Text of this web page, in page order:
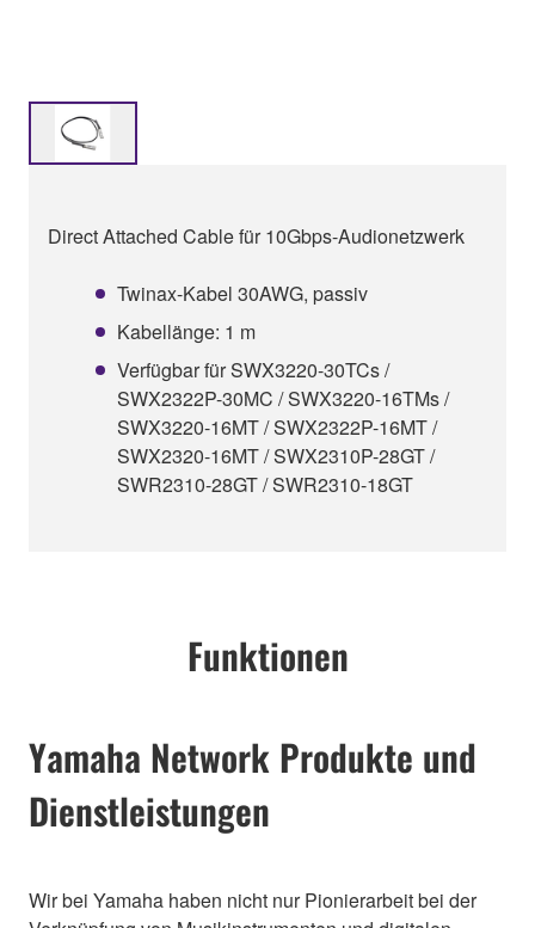
Direct Attached Cable für 10Gbps-Audionetzwerk
Twinax-Kabel 30AWG, passiv
Kabellänge: 1 m
Verfügbar für SWX3220-30TCs /
SWX2322P-30MC / SWX3220-16TMs /
SWX3220-16MT / SWX2322P-16MT /
SWX2320-16MT / SWX2310P-28GT /
SWR2310-28GT / SWR2310-18GT
Funktionen
Yamaha Network Produkte und
Dienstleistungen
Wir bei Yamaha haben nicht nur Pionierarbeit bei der